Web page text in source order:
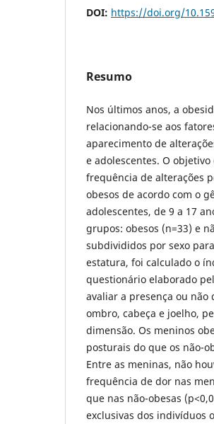
DOI: https://doi.org/
Resumo
Nos últimos anos, a
relacionando-se aos
aparecimento de
e adolescentes. O
frequência de alterações
obesos de acordo com o
adolescentes, de 9 a 17
grupos: obesos (n=33) e
subdivididos por sexo
estatura, foi calculado o
questionário elaborado
avaliar a presença ou não
ombro, cabeça e joelho,
dimensão. Os meninos
posturais do que os não-
Entre as meninas, não
frequência de dor nas
que nas não-obesas
exclusivas dos indivíduos